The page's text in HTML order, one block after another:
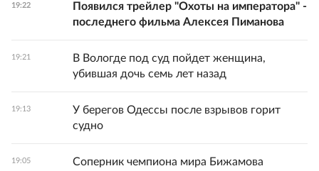
19:22
Появился трейлер "Охоты на императора" -
последнего фильма Алексея Пиманова
19:21
В Вологде под суд пойдет женщина,
убившая дочь семь лет назад
19:13
У берегов Одессы после взрывов горит
судно
19:05
Соперник чемпиона мира Бижамова